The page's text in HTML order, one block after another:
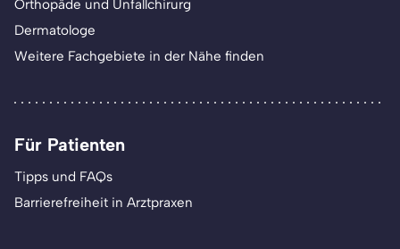
Orthopäde und Unfallchirurg
Dermatologe
Weitere Fachgebiete in der Nähe finden
Für Patienten
Tipps und FAQs
Barrierefreiheit in Arztpraxen